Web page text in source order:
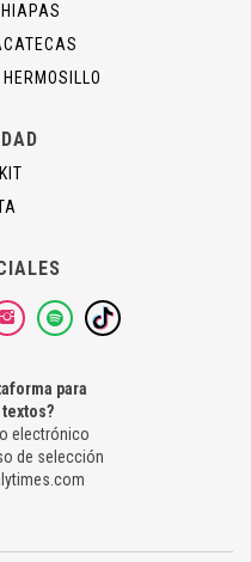
para
electrónico
de selección